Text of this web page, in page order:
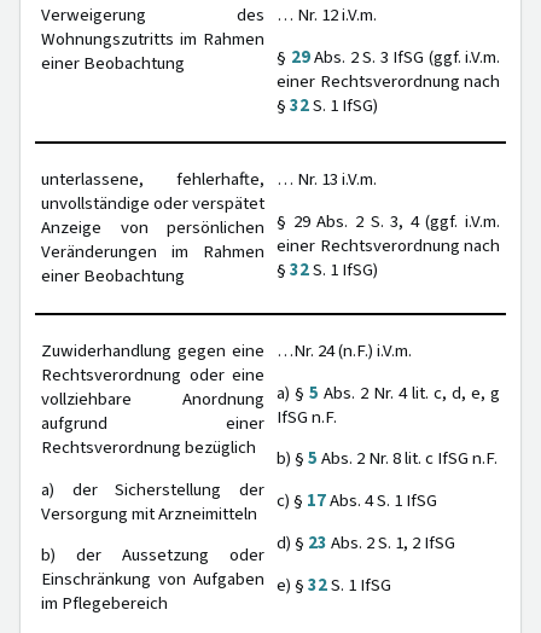
Verweigerung des
Wohnungszutritts im Rahmen
einer Beobachtung
… Nr. 12 i.V.m.
§ 29Abs. 2 S. 3 IfSG (ggf. i.V.m.
einer Rechtsverordnung nach
§32S. 1 IfSG)
unterlassene, fehlerhafte,
unvollständige oder verspätet
Anzeige von persönlichen
Veränderungen im Rahmen
einer Beobachtung
… Nr. 13 i.V.m.
§ 29 Abs. 2 S. 3, 4 (ggf. i.V.m.
einer Rechtsverordnung nach
§32S. 1 IfSG)
Zuwiderhandlung gegen eine
Rechtsverordnung oder eine
vollziehbare Anordnung
aufgrund einer
Rechtsverordnung bezüglich
a) der Sicherstellung der
Versorgung mit Arzneimitteln
b) der Aussetzung oder
Einschränkung von Aufgaben
im Pflegebereich
…Nr. 24 (n.F.) i.V.m.
a) § 5 Abs. 2 Nr. 4 lit. c, d, e, g
IfSG n.F.
b) §5Abs. 2 Nr. 8 lit. c IfSG n.F.
c) § 17Abs. 4 S. 1 IfSG
d) § 23Abs. 2 S. 1, 2 IfSG
e) §32S. 1 IfSG